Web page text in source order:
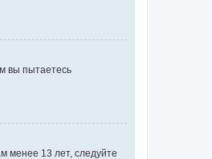
вы пытаетесь
менее 13 лет, следуйте